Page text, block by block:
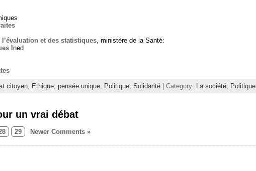
et des statistiques, ministère de la Santé:
Ined
citoyen, Ethique, pensée unique, Politique, Solidarité| Category: La société, Politique
un vrai débat
29 Newer Comments »